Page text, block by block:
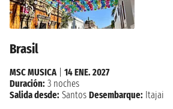
Brasil
MSC MUSICA| 14 ENE. 2027
Duración: 3 noches
Salida desde: Santos Desembarque: Itajai